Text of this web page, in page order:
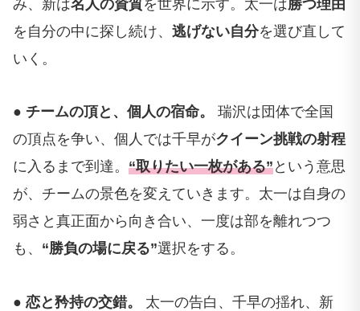
み、新は名人の資質を世界に示す。太一は勝つ理由
を自分の中に探し続け、 逃げない自分を選び直して
いく。
● チームの頂と、個人の宿命。
瑞沢は団体で全国
の頂点を争い、個人では千早がクイーン挑戦の射程
に入るまで到達。 “取りたい一枚がある”という意思
が、チームの景色を変えていきます。太一は自身の
弱さと真正面から向き合い、一度は部を離れつつ
も、 “勝負の場に戻る”選択をする。
● 恋と矜持の交錯。
太一の告白、千早の揺れ、新